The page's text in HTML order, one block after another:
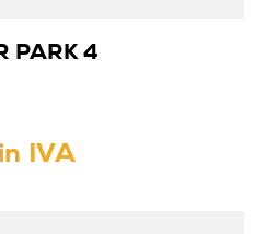
PARK 4
IVA